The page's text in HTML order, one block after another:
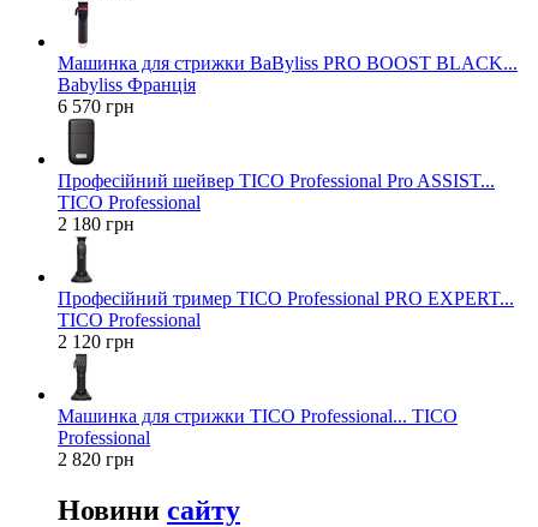
Машинка для стрижки BaByliss PRO BOOST BLACK...
Babyliss Франція
6 570 грн
Професійний шейвер TICO Professional Pro ASSIST...
TICO Professional
2 180 грн
Професійний тример TICO Professional PRO EXPERT...
TICO Professional
2 120 грн
Машинка для стрижки TICO Professional... TICO
Professional
2 820 грн
Новини сайту